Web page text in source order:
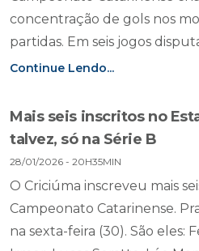
concentração de gols nos
partidas. Em seis jogos
Continue Lendo...
Mais seis inscritos no
talvez, só na Série B
28/01/2026 - 20H35MIN
O Criciúma inscreveu mais
Campeonato Catarinense.
na sexta-feira (30). São eles: